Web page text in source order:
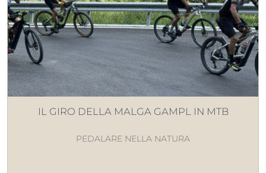
IL GIRO DELLA MALGA GAMPL IN MTB
PEDALARE NELLA NATURA